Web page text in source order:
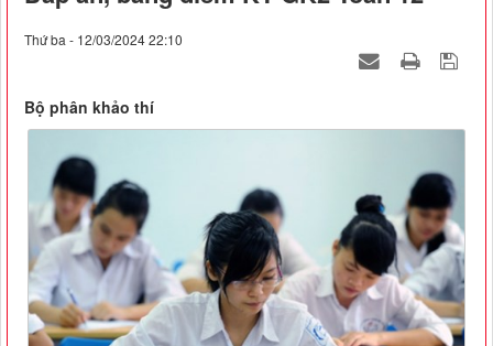
Thứ ba - 12/03/2024 22:10
Bộ phân khảo thí